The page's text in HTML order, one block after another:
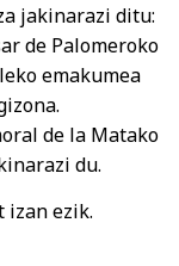
jakinarazi ditu:
de Palomeroko
emakumea
de la Matako
du.
izan ezik.